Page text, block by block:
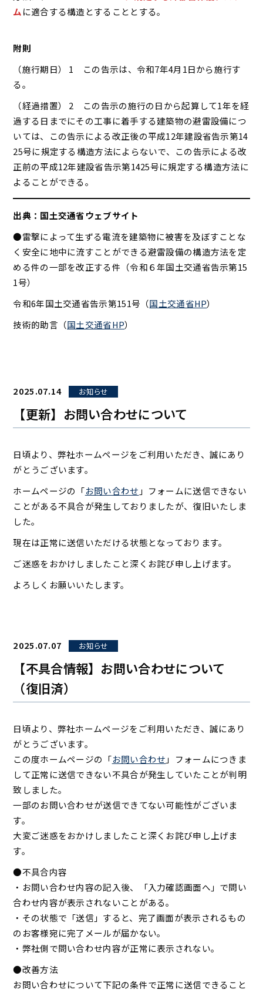
ムに適合する構造とすることとする。
附則
（施行期日） 1 この告示は、令和7年4月1日から施行す
る。
（経過措置） 2 この告示の施行の日から起算して1年を経
過する日までにその工事に着手する建築物の避雷設備につ
いては、この告示による改正後の平成12年建設省告示第14
25号に規定する構造方法によらないで、この告示による改
正前の平成12年建設省告示第1425号に規定する構造方法に
よることができる。
出典：国土交通省ウェブサイト
●雷撃によって生ずる電流を建築物に被害を及ぼすことな
く安全に地中に流すことができる避雷設備の構造方法を定
める件の一部を改正する件（令和６年国土交通省告示第15
1号）
令和6年国土交通省告示第151号（国土交通省HP）
技術的助言（国土交通省HP）
2025.07.14 お知らせ
【更新】お問い合わせについて
日頃より、弊社ホームページをご利用いただき、誠にあり
がとうございます。
ホームページの「お問い合わせ 」フォームに送信できない
ことがある不具合が発生しておりましたが、復旧いたしま
した。
現在は正常に送信いただける状態となっております。
ご迷惑をおかけしましたこと深くお詫び申し上げます。
よろしくお願いいたします。
2025.07.07 お知らせ
【不具合情報】お問い合わせについて
（復旧済）
日頃より、弊社ホームページをご利用いただき、誠にあり
がとうございます。
この度ホームページの「お問い合わせ 」フォームにつきま
して正常に送信できない不具合が発生していたことが判明
致しました。
一部のお問い合わせが送信できてない可能性がございま
す。
大変ご迷惑をおかけしましたこと深くお詫び申し上げま
す。
●不具合内容
・お問い合わせ内容の記入後、「入力確認画面へ」で問い
合わせ内容が表示されないことがある。
・その状態で「送信」すると、完了画面が表示されるもの
のお客様宛に完了メールが届かない。
・弊社側で問い合わせ内容が正常に表示されない。
●改善方法
お問い合わせについて下記の条件で正常に送信できること